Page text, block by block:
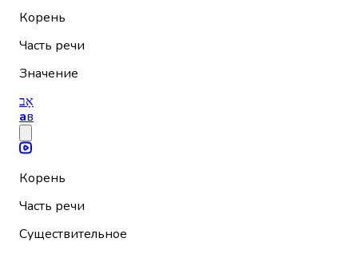
Корень
Часть речи
Значение
אָב
ав
Корень
Часть речи
Существительное